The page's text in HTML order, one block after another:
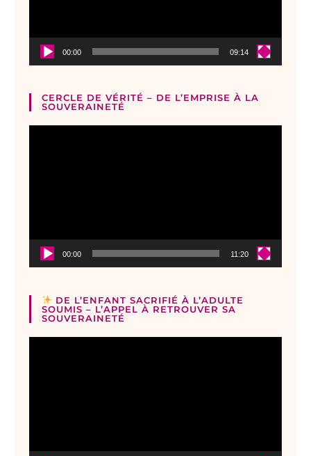
00:00 09:14
CERCLE DE VÉRITÉ – DE L’EMPRISE À LA
SOUVERAINETÉ
00:00 11:20
DE L’ENFANT SACRIFIÉ À L’ADULTE
SOUMIS – L’APPEL À RETROUVER SA
SOUVERAINETÉ